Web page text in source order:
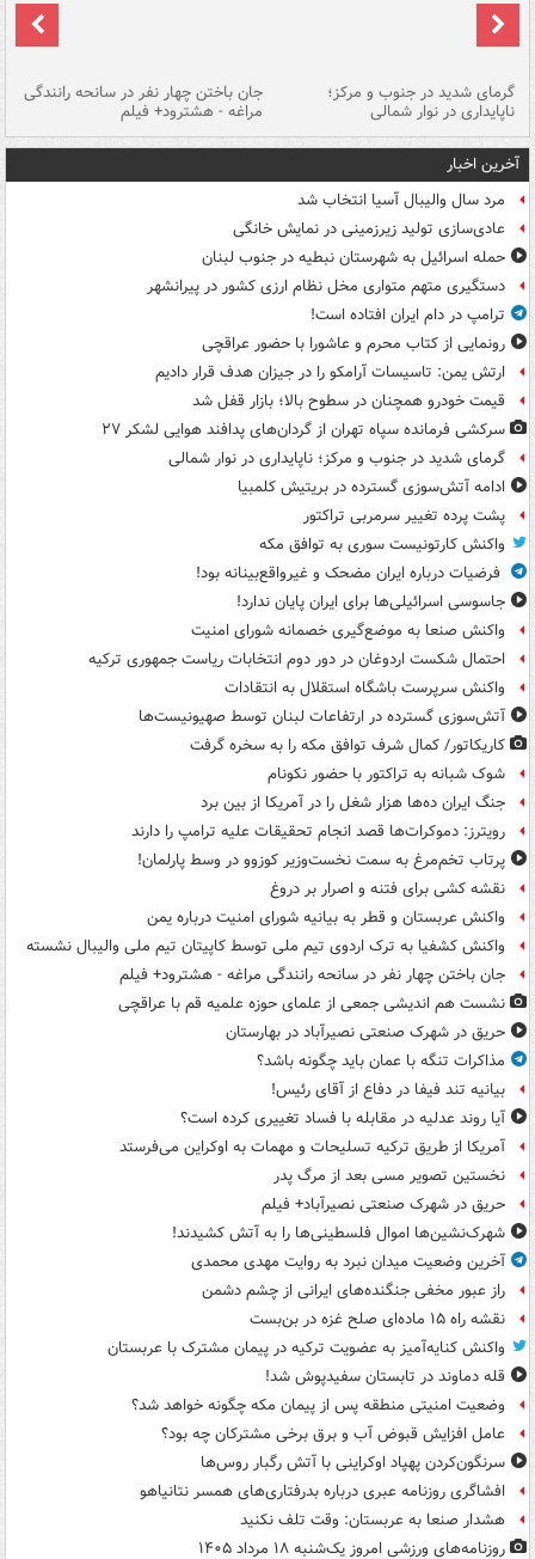
گرمای شدید در جنوب و مرکز؛
ناپایداری در نوار شمالی
جان باختن چهار نفر در سانحه رانندگی
مراغه - هشترود+ فیلم
آخرین اخبار
مرد سال والیبال آسیا انتخاب شد
عادی‌سازی تولید زیرزمینی در نمایش خانگی
حمله اسرائیل به شهرستان نبطیه در جنوب لبنان
دستگیری متهم متواری مخل نظام ارزی کشور در پیرانشهر
ترامپ در دام ایران افتاده است!
رونمایی از کتاب محرم و عاشورا با حضور عراقچی
ارتش یمن: تاسیسات آرامکو را در جیزان هدف قرار دادیم
قیمت خودرو همچنان در سطوح بالا؛ بازار قفل شد
سرکشی فرمانده سپاه تهران از گردان‌های پدافند هوایی لشکر ۲۷
گرمای شدید در جنوب و مرکز؛ ناپایداری در نوار شمالی
ادامه آتش‌سوزی گسترده در بریتیش کلمبیا
پشت پرده تغییر سرمربی تراکتور
واکنش کارتونیست سوری به توافق مکه
فرضیات درباره ایران مضحک و غیرواقع‌بینانه بود!
جاسوسی اسرائیلی‌ها برای ایران پایان ندارد!
واکنش صنعا به موضع‌گیری خصمانه شورای امنیت
احتمال شکست اردوغان در دور دوم انتخابات ریاست جمهوری ترکیه
واکنش سرپرست باشگاه استقلال به انتقادات
آتش‌سوزی گسترده در ارتفاعات لبنان توسط صهیونیست‌ها
کاریکاتور/ کمال شرف توافق مکه را به سخره گرفت
شوک شبانه به تراکتور با حضور نکونام
جنگ ایران ده‌ها هزار شغل را در آمریکا از بین برد
رویترز: دموکرات‌ها قصد انجام تحقیقات علیه ترامپ را دارند
پرتاب تخم‌مرغ به سمت نخست‌وزیر کوزوو در وسط پارلمان!
نقشه کشی برای فتنه و اصرار بر دروغ
واکنش عربستان و قطر به بیانیه شورای امنیت درباره یمن
واکنش کشفیا به ترک اردوی تیم ملی توسط کاپیتان تیم ملی والیبال نشسته
جان باختن چهار نفر در سانحه رانندگی مراغه - هشترود+ فیلم
نشست هم اندیشی جمعی از علمای حوزه علمیه قم با عراقچی
حریق در شهرک صنعتی نصیرآباد در بهارستان
مذاکرات تنگه با عمان باید چگونه باشد؟
بیانیه تند فیفا در دفاع از آقای رئیس!
آیا روند عدلیه در مقابله با فساد تغییری کرده است؟
آمریکا از طریق ترکیه تسلیحات و مهمات به اوکراین می‌فرستد
نخستین تصویر مسی بعد از مرگ پدر
حریق در شهرک صنعتی نصیرآباد+ فیلم
شهرک‌نشین‌ها اموال فلسطینی‌ها را به آتش کشیدند!
آخرین وضعیت میدان نبرد به روایت مهدی محمدی
راز عبور مخفی جنگنده‌های ایرانی از چشم دشمن
نقشه راه ۱۵ ماده‌ای صلح غزه در بن‌بست
واکنش کنایه‌آمیز به عضویت ترکیه در پیمان مشترک با عربستان
قله دماوند در تابستان سفیدپوش شد!
وضعیت امنیتی منطقه پس از پیمان مکه چگونه خواهد شد؟
عامل افزایش قبوض آب و برق برخی مشترکان چه بود؟
سرنگون‌کردن پهپاد اوکراینی با آتش رگبار روس‌ها
افشاگری روزنامه عبری درباره بدرفتاری‌های همسر نتانیاهو
هشدار صنعا به عربستان: وقت تلف نکنید
روزنامه‌های ورزشی امروز یک‌شنبه ۱۸ مرداد ۱۴۰۵